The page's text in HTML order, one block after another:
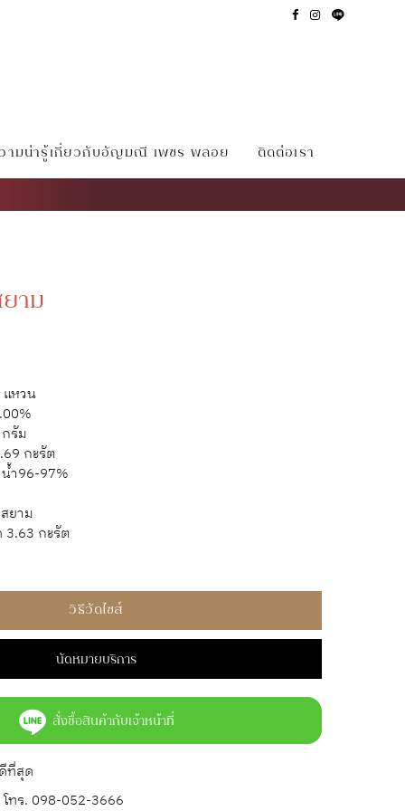
ามน่ารู้เกี่ยวกับอัญมณี เพชร พลอย ติดต่อเรา
าม
แหวน
รัม
กะรัต
ำ96-97%
ยาม
3.63 กะรัต
วิธีวัดไซส์
นัดหมายบริการ
สั่งซื้อสินค้ากับเจ้าหน้าที่
ที่สุด
ร. 098-052-3666